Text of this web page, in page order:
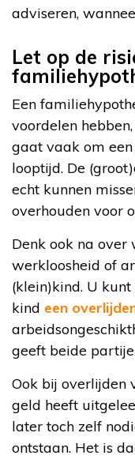
adviseren,
Let op de
Een
voordelen
gaat vaak om
looptijd. De
echt kunnen
overhouden voor
Denk ook na
werkloosheid of
(klein)kind. U
kind een
geeft beide
Ook bij overlijden
geld heeft
later toch zelf
ontstaan. Het is